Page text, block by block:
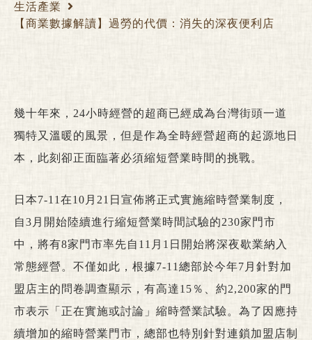
生活產業
【商業數據解讀】過勞的代價：消失的深夜便利店
幾十年來，24小時經營的超商已經成為台灣街頭一道
獨特又溫暖的風景，但是作為全時經營超商的起源地日
本，此刻卻正面臨著必須縮短營業時間的挑戰。
日本7-11在10月21日宣佈將正式實施縮時營業制度，
自3月開始陸續進行縮短營業時間試驗的230家門市
中，將有8家門市率先自11月1日開始將深夜歇業納入
常態經營。不僅如此，根據7-11總部於今年7月針對加
盟店主的問卷調查顯示，有高達15％、約2,200家的門
市表示「正在實施或討論」縮時營業試驗。為了因應持
續增加的縮時營業門市，總部也特別針對連鎖加盟店制